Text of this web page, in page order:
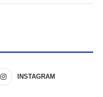
INSTAGRAM